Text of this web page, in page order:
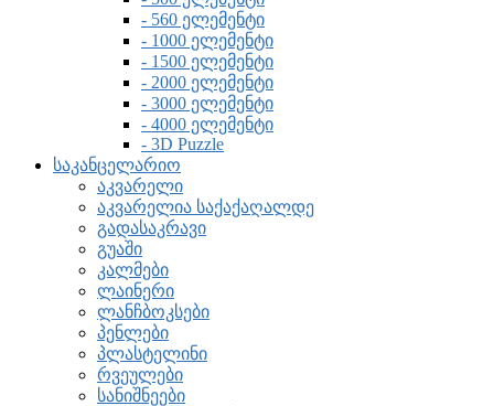
- 560 ელემენტი
- 1000 ელემენტი
- 1500 ელემენტი
- 2000 ელემენტი
- 3000 ელემენტი
- 4000 ელემენტი
- 3D Puzzle
საკანცელარიო
აკვარელი
აკვარელია საქაქაღალდე
გადასაკრავი
გუაში
კალმები
ლაინერი
ლანჩბოკსები
პენლები
პლასტელინი
რვეულები
სანიშნეები